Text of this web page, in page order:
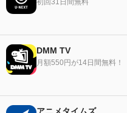
DMM TV
月額550円が14日間無料！
アニメタイムズ